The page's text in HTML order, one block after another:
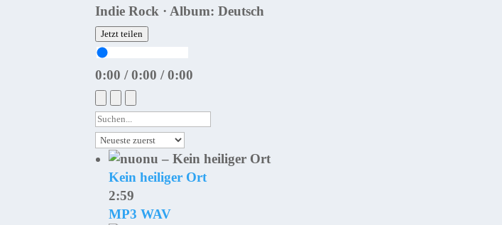
Indie Rock · Album: Deutsch
Jetzt teilen
0:00 /0:00 /0:00
Kein heiliger Ort
2:59
MP3 WAV